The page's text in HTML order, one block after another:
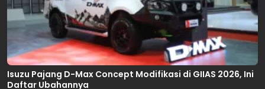
Isuzu Pajang D-Max Concept Modifikasi di GIIAS 2026, Ini
Daftar Ubahannya